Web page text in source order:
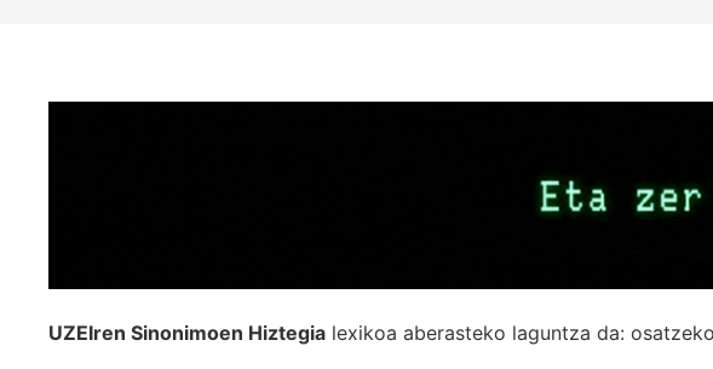
UZEIren Sinonimoen Hiztegia lexikoa aberasteko laguntza da: